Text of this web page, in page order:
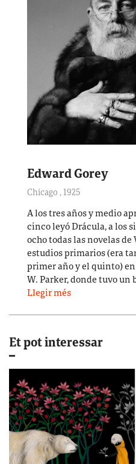
Edward Gorey
Chicago , 1925
A los tres años y medio
cinco leyó Drácula, a los
ocho todas las novelas
estudios primarios (era
primer año y el quinto)
W. Parker, donde tuvo
Llegir més
Et pot interessar